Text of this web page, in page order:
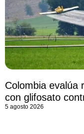
Colombia evalúa
con glifosato
5 agosto 2026